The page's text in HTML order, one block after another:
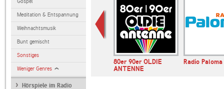
Meditation & Entspannung
Weihnachtsmusik
Bunt gemischt
Sonstiges
Weniger Genres
Hörspiele im Radio
80er 90er OLDIE
ANTENNE
Radio Paloma